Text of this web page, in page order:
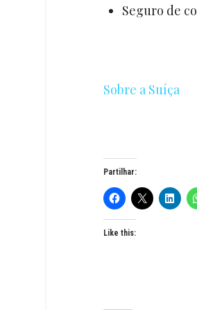
Seguro de
Sobre a Suíça
Partilhar:
Like this: